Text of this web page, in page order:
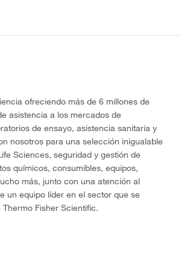
ofreciendo más de 6 millones de
asistencia a los mercados de
de ensayo, asistencia sanitaria y
nosotros para una selección inigualable
Sciences, seguridad y gestión de
químicos, consumibles, equipos,
más, junto con una atención al
un equipo líder en el sector que se
Fisher Scientific.